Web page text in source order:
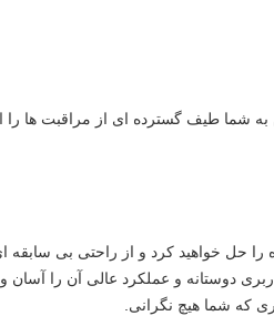
که شما هیچ نگرانی.